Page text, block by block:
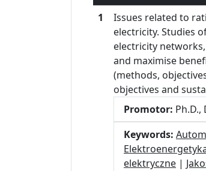
1
Issues related to
electricity. Studies
electricity
and maximise
(methods,
objectives and
Promotor: Ph.D.,
Keywords:
elektryczne |